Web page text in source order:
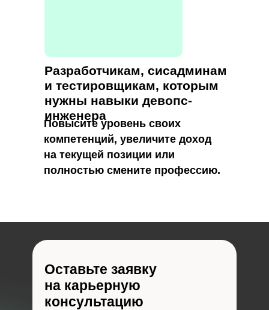
Разработчикам, сисадминам
и тестировщикам, которым
нужны навыки девопс-
инженера
Повысите уровень своих
компетенций, увеличите доход
на текущей позиции или
полностью смените профессию.
Оставьте заявку
на карьерную
консультацию